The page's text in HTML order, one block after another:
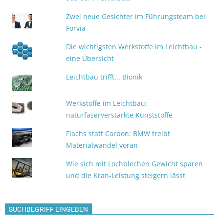
Zwei neue Gesichter im Führungsteam bei
Forvia
Die wichtigsten Werkstoffe im Leichtbau -
eine Übersicht
Leichtbau trifft... Bionik
Werkstoffe im Leichtbau:
naturfaserverstärkte Kunststoffe
Flachs statt Carbon: BMW treibt
Materialwandel voran
Wie sich mit Lochblechen Gewicht sparen
und die Kran-Leistung steigern lässt
SUCHBEGRIFF EINGEBEN